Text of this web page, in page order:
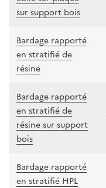
sur support bois
Bardage rapporté
en stratifié de
résine
Bardage rapporté
en stratifié de
résine sur support
bois
Bardage rapporté
en stratifié HPL